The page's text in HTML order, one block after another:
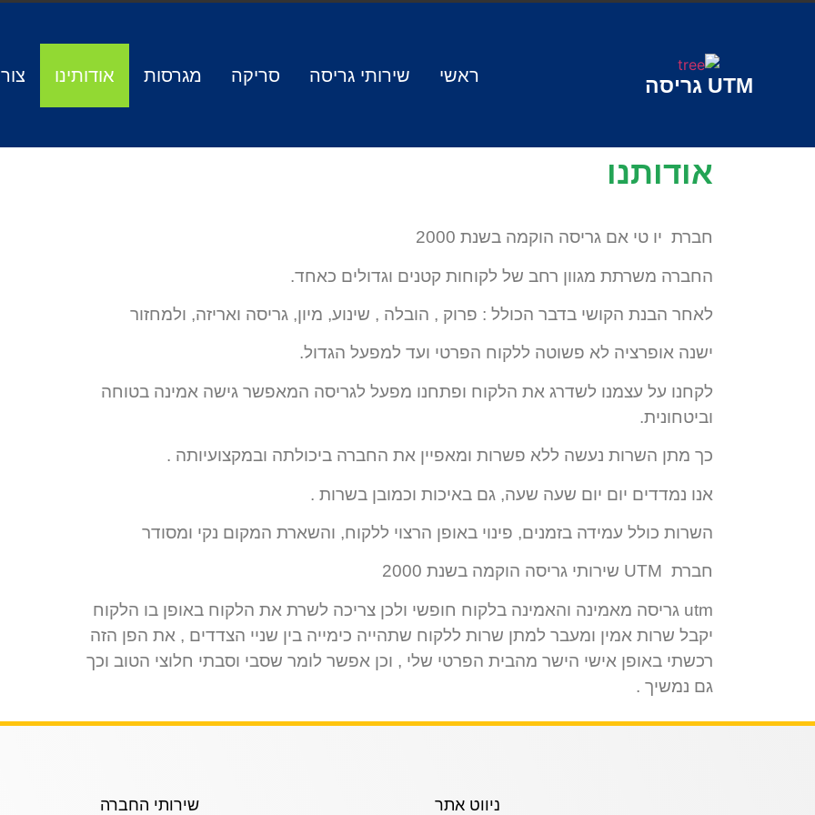
UTM גריסה ראשי שירותי גריסה סריקה מגרסות אודותינו
אודותנו
חברת יו טי אם גריסה הוקמה בשנת 2000
החברה משרתת מגוון רחב של לקוחות קטנים וגדולים כאחד.
לאחר הבנת הקושי בדבר הכולל : פרוק , הובלה , שינוע, מיון, גריסה ואריזה, ולמחזור
ישנה אופרציה לא פשוטה ללקוח הפרטי ועד למפעל הגדול.
לקחנו על עצמנו לשדרג את הלקוח ופתחנו מפעל לגריסה המאפשר גישה אמינה בטוחה
וביטחונית.
כך מתן השרות נעשה ללא פשרות ומאפיין את החברה ביכולתה ובמקצועיותה .
אנו נמדדים יום יום שעה שעה, גם באיכות וכמובן בשרות .
השרות כולל עמידה בזמנים, פינוי באופן הרצוי ללקוח, והשארת המקום נקי ומסודר
חברת UTM שירותי גריסה הוקמה בשנת 2000
utm גריסה מאמינה והאמינה בלקוח חופשי ולכן צריכה לשרת את הלקוח באופן בו הלקוח
יקבל שרות אמין ומעבר למתן שרות ללקוח שתהייה כימייה בין שניי הצדדים , את הפן הזה
רכשתי באופן אישי הישר מהבית הפרטי שלי , וכן אפשר לומר שסבי וסבתי חלוצי הטוב וכך
גם נמשיך .
ניווט אתר שירותי החברה